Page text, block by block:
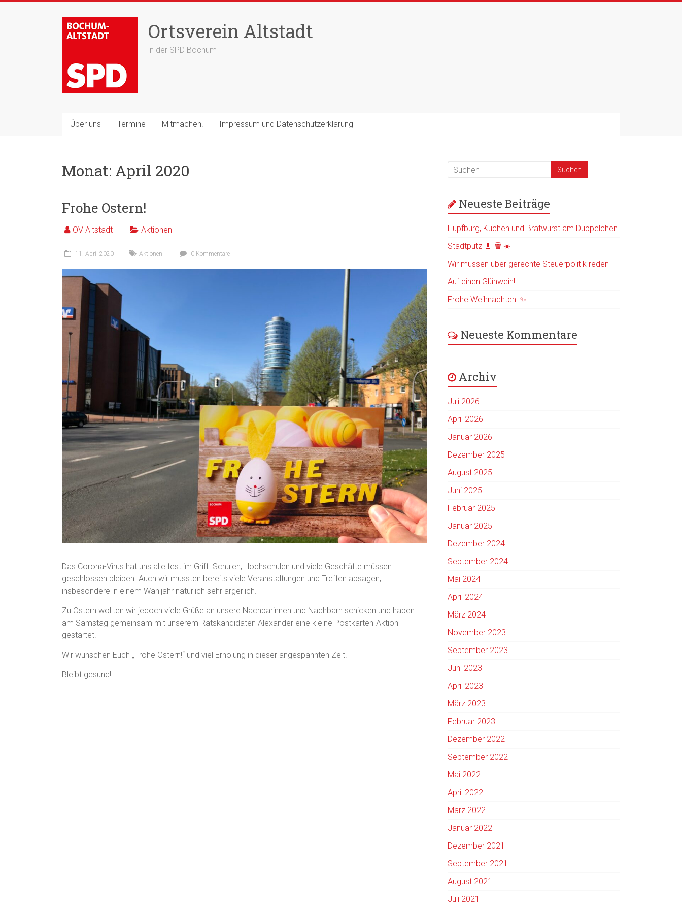
Ortsverein Altstadt
in der SPD Bochum
Über uns Termine Mitmachen! Impressum und Datenschutzerklärung
Monat: April 2020
Frohe Ostern!
OV Altstadt Aktionen
11. April 2020 Aktionen 0 Kommentare
Das Corona-Virus hat uns alle fest im Griff. Schulen, Hochschulen und viele Geschäfte müssen
geschlossen bleiben. Auch wir mussten bereits viele Veranstaltungen und Treffen absagen,
insbesondere in einem Wahljahr natürlich sehr ärgerlich.
Zu Ostern wollten wir jedoch viele Grüße an unsere Nachbarinnen und Nachbarn schicken und haben
am Samstag gemeinsam mit unserem Ratskandidaten Alexander eine kleine Postkarten-Aktion
gestartet.
Wir wünschen Euch „Frohe Ostern!“ und viel Erholung in dieser angespannten Zeit.
Bleibt gesund!
Neueste Beiträge
Hüpfburg, Kuchen und Bratwurst am Düppelchen
Stadtputz 🧹 🗑️ ☀️
Wir müssen über gerechte Steuerpolitik reden
Auf einen Glühwein!
Frohe Weihnachten! ✨
Neueste Kommentare
Archiv
Juli 2026
April 2026
Januar 2026
Dezember 2025
August 2025
Juni 2025
Februar 2025
Januar 2025
Dezember 2024
September 2024
Mai 2024
April 2024
März 2024
November 2023
September 2023
Juni 2023
April 2023
März 2023
Februar 2023
Dezember 2022
September 2022
Mai 2022
April 2022
März 2022
Januar 2022
Dezember 2021
September 2021
August 2021
Juli 2021